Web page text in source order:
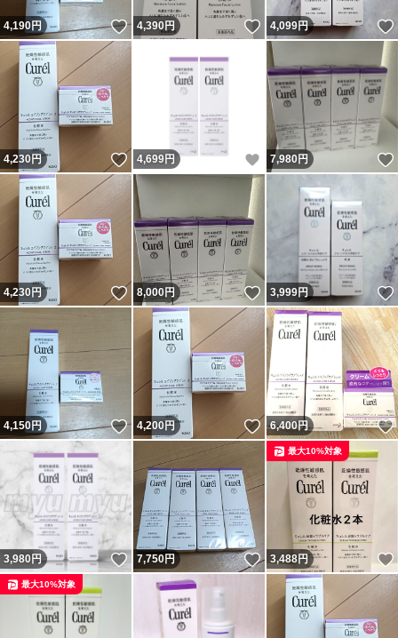
4,190円 いいね！
4,390円 いいね！
4,099円
4,230円 いいね！
4,699円 いいね！
7,980円
4,230円 いいね！
8,000円 いいね！
3,999円
4,150円 いいね！
4,200円 いいね！
6,400円
3,980円 いいね！
7,750円 いいね！
3,488円
最大10%対象
最大10%対象